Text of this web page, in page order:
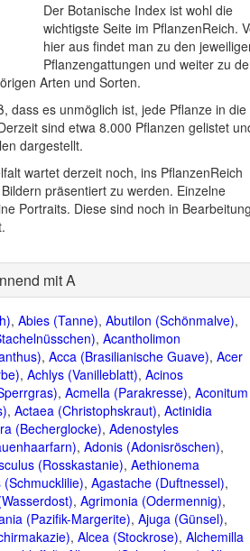
Der Botanische Index ist wohl die
wichtigste Seite im PflanzenReich.
hier aus findet man zu den
Pflanzengattungen und weiter zu
Arten und Sorten.
dass es unmöglich ist, jede Pflanze in die
sind etwa 8.000 Pflanzen gelistet
dargestellt.
wartet derzeit noch, ins PflanzenReich
präsentiert zu werden. Einzelne
Portraits. Diese sind noch in
mit A
, Abies (Tanne), Abutilon (Schönmalve),
, Acantholimon
, Acca (Brasilianische Guave), Acer
, Achlys (Vanilleblatt), Acinos
, Acmella (Parakresse), Aconitum
, Actaea (Christophskraut), Actinidia
(Becherglocke), Adenostyles
, Adonis (Adonisröschen),
(Rosskastanie), Aethionema
, Agastache (Duftnessel),
, Agrimonia (Odermennig),
(Pazifik-Margerite), Ajuga (Günsel),
, Alcea (Stockrose), Alchemilla